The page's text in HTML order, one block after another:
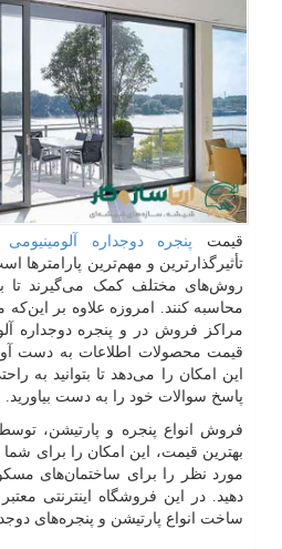
قیمت پنجره دوجداره آلومینیومی
تأثیرگذارترین و مهم‌ترین پارامترها
روش‌‌های مختلف کمک می‌‌گیرند تا
محاسبه کنند. امروزه علاوه بر
مراکز فروش در و پنجره دوجداره
قیمت محصولات اطلاعات به دست
این امکان را می‌‌دهد تا بتوانید به
پاسخ سوالات خود را به دست بیاورید.
فروش انواع پنجره و پارتیشن،
بهترین قیمت، این امکان را برای شما
مورد نظر را برای ساختمان‌های
دهید. در این فروشگاه اینترنتی
ساخت انواع پارتیشن و پنجره‌های